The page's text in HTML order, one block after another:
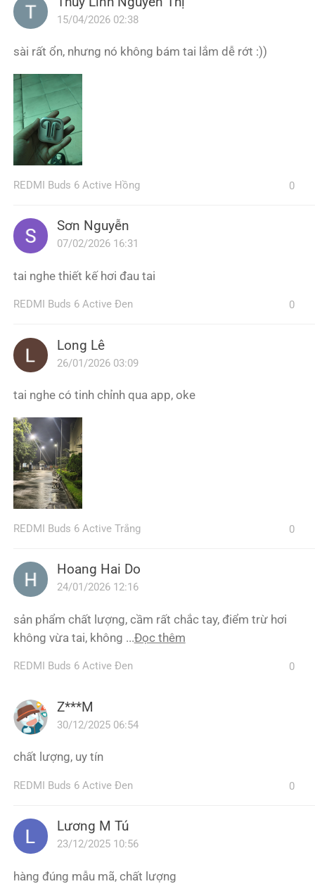
15/04/2026 02:38
sài rất ổn, nhưng nó không bám tai lắm dễ rớt :))
REDMI Buds 6 Active Hồng 0
Sơn Nguyễn
07/02/2026 16:31
tai nghe thiết kế hơi đau tai
REDMI Buds 6 Active Đen 0
Long Lê
26/01/2026 03:09
tai nghe có tinh chỉnh qua app, oke
REDMI Buds 6 Active Trắng 0
Hoang Hai Do
24/01/2026 12:16
sản phẩm chất lượng, cầm rất chắc tay, điểm trừ hơi
không vừa tai, không ...Đọc thêm
REDMI Buds 6 Active Đen 0
Z***M
30/12/2025 06:54
chất lượng, uy tín
REDMI Buds 6 Active Đen 0
Lương M Tú
23/12/2025 10:56
hàng đúng mẫu mã, chất lượng